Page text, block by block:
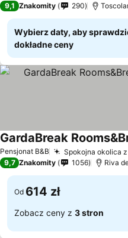
9,1 Znakomity 290
Wybierz daty, aby
dokładne ceny
Pensjonat B&B Spokojna okolica
9,7 Znakomity 1056 Riva
Od 614 zł
Zobacz ceny z 3 stron